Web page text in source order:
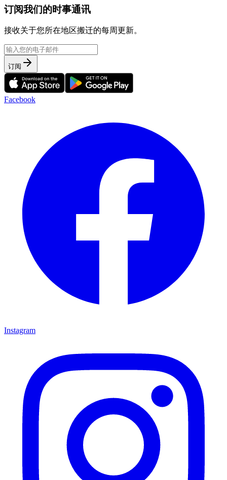
订阅我们的时事通讯
接收关于您所在地区搬迁的每周更新。
订阅
Facebook
Instagram